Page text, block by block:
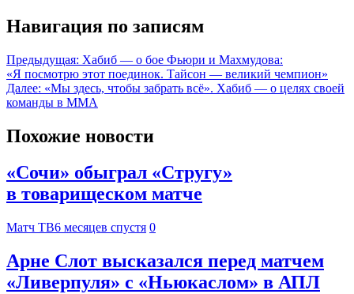
Навигация по записям
Предыдущая: Хабиб — о бое Фьюри и Махмудова:
«Я посмотрю этот поединок. Тайсон — великий чемпион»
Далее: «Мы здесь, чтобы забрать всё». Хабиб — о целях своей
команды в ММА
Похожие новости
«Сочи» обыграл «Стругу»
в товарищеском матче
Матч ТВ6 месяцев спустя 0
Арне Слот высказался перед матчем
«Ливерпуля» с «Ньюкаслом» в АПЛ